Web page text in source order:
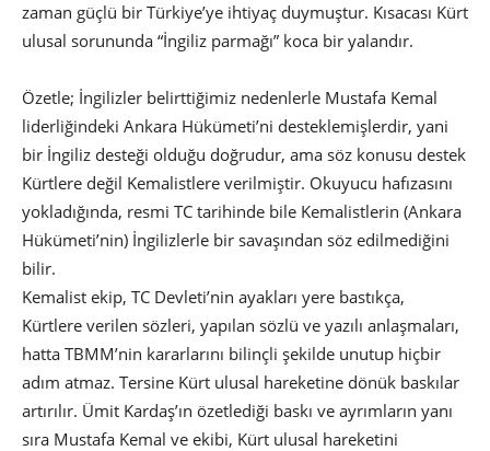
zaman güçlü bir Türkiye’ye ihtiyaç duymuştur. Kısacası Kürt
ulusal sorununda “İngiliz parmağı” koca bir yalandır.
Özetle; İngilizler belirttiğimiz nedenlerle Mustafa Kemal
liderliğindeki Ankara Hükümeti’ni desteklemişlerdir, yani
bir İngiliz desteği olduğu doğrudur, ama söz konusu destek
Kürtlere değil Kemalistlere verilmiştir. Okuyucu hafızasını
yokladığında, resmi TC tarihinde bile Kemalistlerin (Ankara
Hükümeti’nin) İngilizlerle bir savaşından söz edilmediğini
bilir.
Kemalist ekip, TC Devleti’nin ayakları yere bastıkça,
Kürtlere verilen sözleri, yapılan sözlü ve yazılı anlaşmaları,
hatta TBMM’nin kararlarını bilinçli şekilde unutup hiçbir
adım atmaz. Tersine Kürt ulusal hareketine dönük baskılar
artırılır. Ümit Kardaş’ın özetlediği baskı ve ayrımların yanı
sıra Mustafa Kemal ve ekibi, Kürt ulusal hareketini